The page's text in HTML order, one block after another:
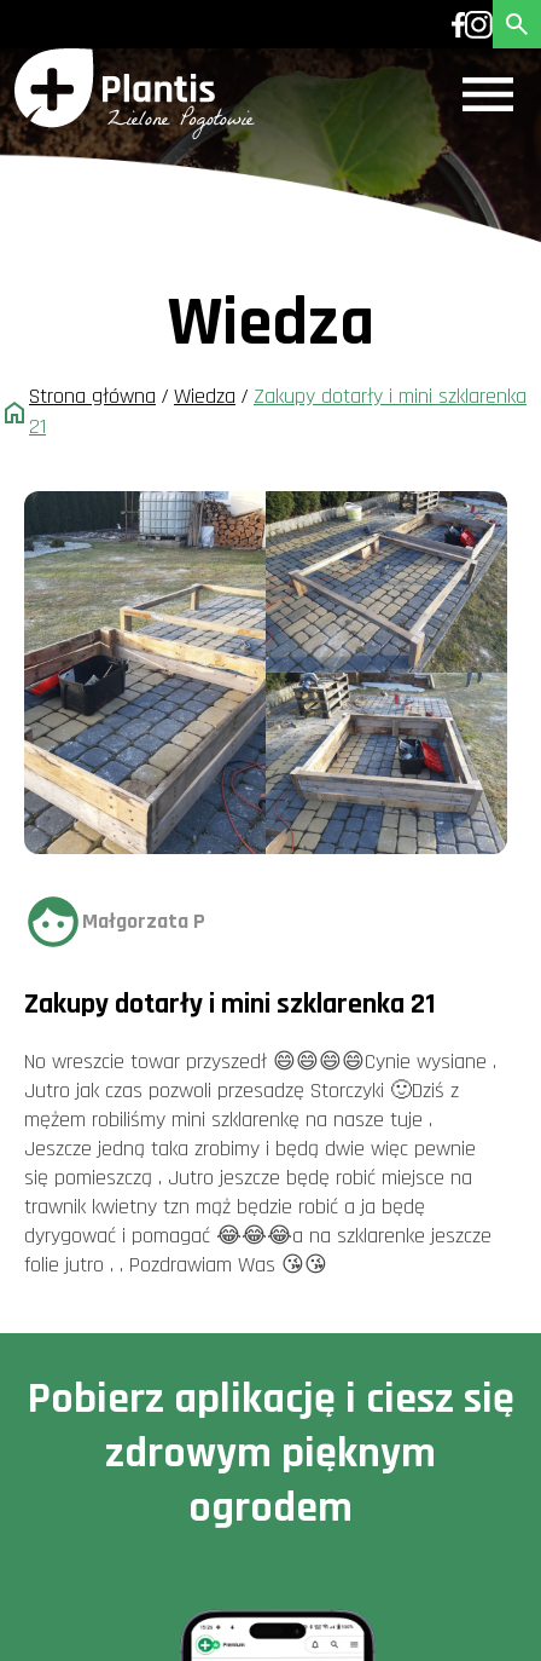
Wiedza
Strona główna / Wiedza / Zakupy dotarły i mini szklarenka
21
Małgorzata P
Zakupy dotarły i mini szklarenka 21
No wreszcie towar przyszedł 😄😄😄😄Cynie wysiane .
Jutro jak czas pozwoli przesadzę Storczyki 🙂Dziś z
mężem robiliśmy mini szklarenkę na nasze tuje .
Jeszcze jedną taka zrobimy i będą dwie więc pewnie
się pomieszczą . Jutro jeszcze będę robić miejsce na
trawnik kwietny tzn mąż będzie robić a ja będę
dyrygować i pomagać 😂😂😂a na szklarenke jeszcze
folie jutro . . Pozdrawiam Was 😘😘
Pobierz aplikację i ciesz się
zdrowym pięknym
ogrodem